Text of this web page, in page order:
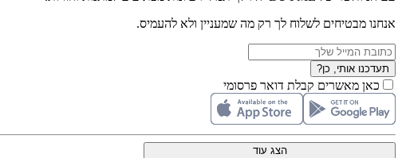
אנחנו מבטיחים לשלוח לך רק מה שמעניין ולא להעמיס.
תעדכנו אותי, כן?
כאן מאשרים קבלת דואר פרסומי
הצג עוד